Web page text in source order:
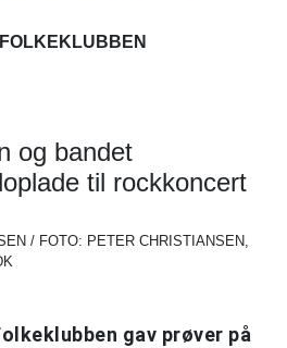
og bandet
til rockkoncert
/ FOTO: PETER CHRISTIANSEN,
gav prøver på